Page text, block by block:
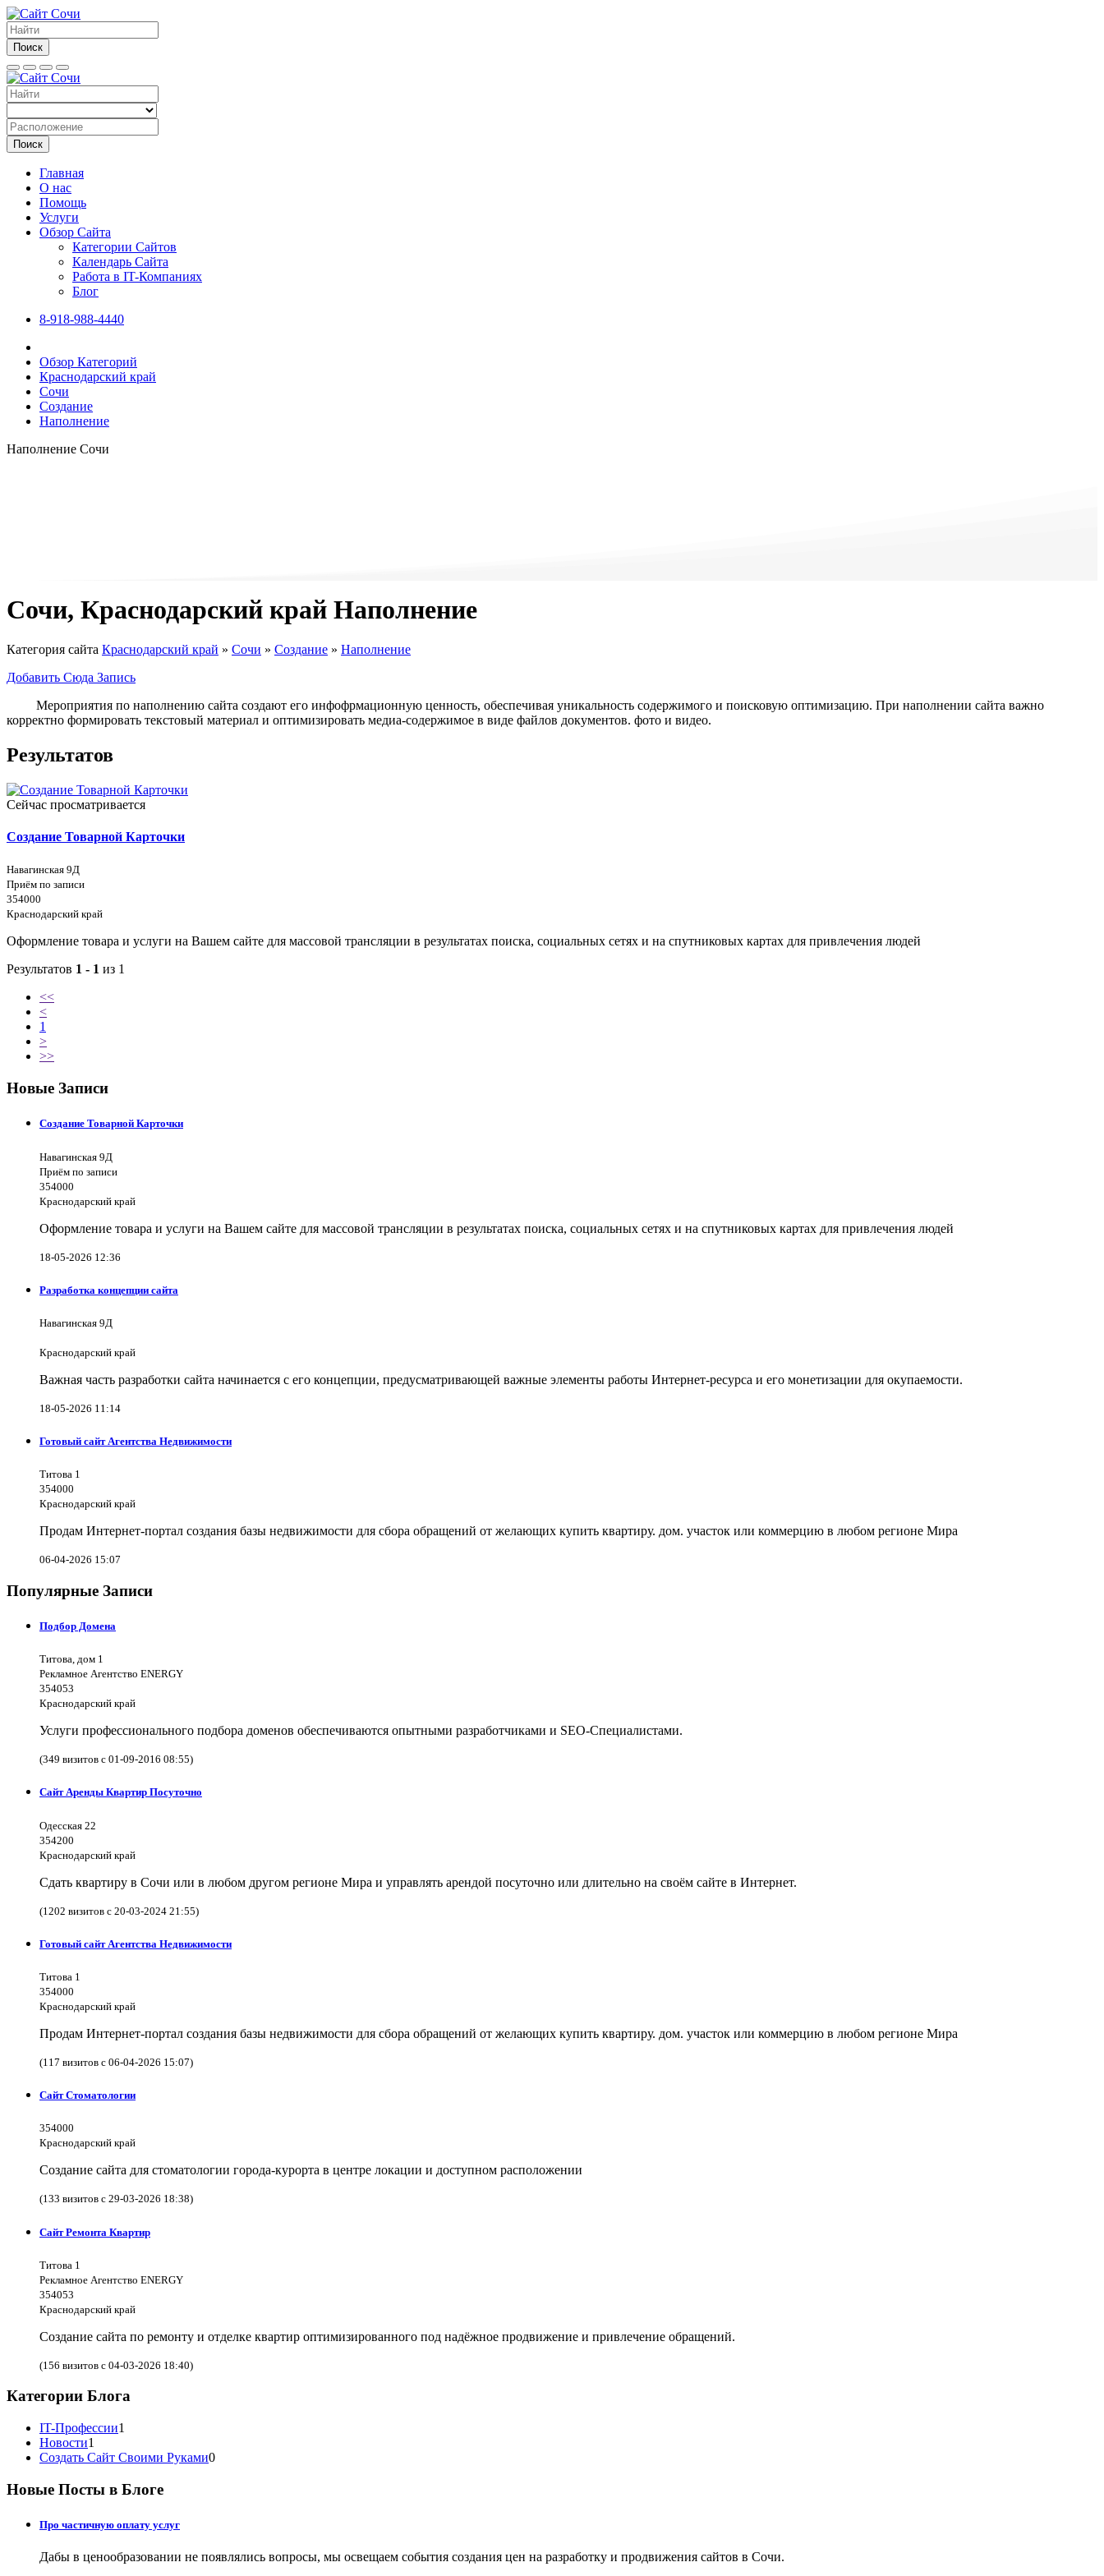
Поиск
Поиск
Главная
О нас
Помощь
Услуги
Обзор Сайта
Категории Сайтов
Календарь Сайта
Работа в IT-Компаниях
Блог
8-918-988-4440
Обзор Категорий
Краснодарский край
Сочи
Создание
Наполнение
Наполнение Сочи
Сочи, Краснодарский край Наполнение
Категория сайта Краснодарский край » Сочи » Создание » Наполнение
Добавить Сюда Запись
Мероприятия по наполнению сайта создают его инфофрмационную ценность, обеспечивая уникальность содержимого и поисковую оптимизацию. При наполнении сайта важно
корректно формировать текстовый материал и оптимизировать медиа-содержимое в виде файлов документов. фото и видео.
Результатов
Сейчас просматривается
Создание Товарной Карточки
Навагинская 9Д
Приём по записи
354000
Краснодарский край
Оформление товара и услуги на Вашем сайте для массовой трансляции в результатах поиска, социальных сетях и на спутниковых картах для привлечения людей
Результатов 1 - 1 из 1
<<
<
1
>
>>
Новые Записи
Создание Товарной Карточки
Навагинская 9Д
Приём по записи
354000
Краснодарский край
Оформление товара и услуги на Вашем сайте для массовой трансляции в результатах поиска, социальных сетях и на спутниковых картах для привлечения людей
18-05-2026 12:36
Разработка концепции сайта
Навагинская 9Д
Краснодарский край
Важная часть разработки сайта начинается с его концепции, предусматривающей важные элементы работы Интернет-ресурса и его монетизации для окупаемости.
18-05-2026 11:14
Готовый сайт Агентства Недвижимости
Титова 1
354000
Краснодарский край
Продам Интернет-портал создания базы недвижимости для сбора обращений от желающих купить квартиру. дом. участок или коммерцию в любом регионе Мира
06-04-2026 15:07
Популярные Записи
Подбор Домена
Титова, дом 1
Рекламное Агентство ENERGY
354053
Краснодарский край
Услуги профессионального подбора доменов обеспечиваются опытными разработчиками и SEO-Специалистами.
(349 визитов с 01-09-2016 08:55)
Сайт Аренды Квартир Посуточно
Одесская 22
354200
Краснодарский край
Сдать квартиру в Сочи или в любом другом регионе Мира и управлять арендой посуточно или длительно на своём сайте в Интернет.
(1202 визитов с 20-03-2024 21:55)
Готовый сайт Агентства Недвижимости
Титова 1
354000
Краснодарский край
Продам Интернет-портал создания базы недвижимости для сбора обращений от желающих купить квартиру. дом. участок или коммерцию в любом регионе Мира
(117 визитов с 06-04-2026 15:07)
Сайт Стоматологии
354000
Краснодарский край
Создание сайта для стоматологии города-курорта в центре локации и доступном расположении
(133 визитов с 29-03-2026 18:38)
Сайт Ремонта Квартир
Титова 1
Рекламное Агентство ENERGY
354053
Краснодарский край
Создание сайта по ремонту и отделке квартир оптимизированного под надёжное продвижение и привлечение обращений.
(156 визитов с 04-03-2026 18:40)
Категории Блога
IT-Профессии1
Новости1
Создать Сайт Своими Руками0
Новые Посты в Блоге
Про частичную оплату услуг
Дабы в ценообразовании не появлялись вопросы, мы освещаем события создания цен на разработку и продвижения сайтов в Сочи.